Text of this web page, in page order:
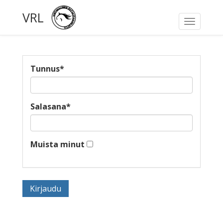
Toggle
VRL
Tunnus*
Salasana*
Muista minut